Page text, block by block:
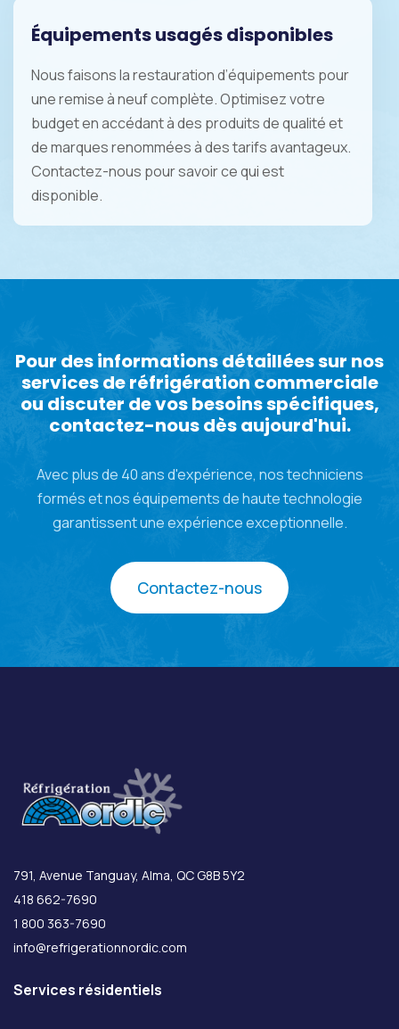
Équipements usagés disponibles
Nous faisons la restauration d’équipements pour
une remise à neuf complète. Optimisez votre
budget en accédant à des produits de qualité et
de marques renommées à des tarifs avantageux.
Contactez-nous pour savoir ce qui est
disponible.
Pour des informations détaillées sur nos
services de réfrigération commerciale
ou discuter de vos besoins spécifiques,
contactez-nous dès aujourd'hui.
Avec plus de 40 ans d'expérience, nos techniciens
formés et nos équipements de haute technologie
garantissent une expérience exceptionnelle.
Contactez-nous
791, Avenue Tanguay, Alma, QC G8B 5Y2
418 662-7690
1 800 363-7690
info@refrigerationnordic.com
Services résidentiels